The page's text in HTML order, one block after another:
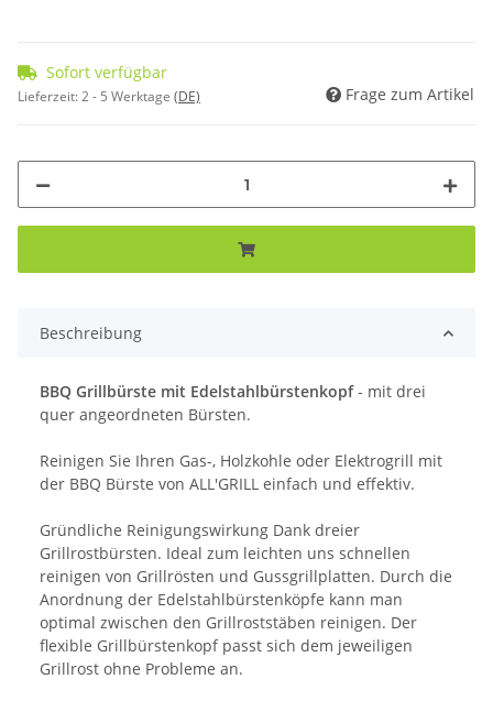
Sofort verfügbar
Lieferzeit:2 - 5 Werktage (DE) Frage zum Artikel
Beschreibung
BBQ Grillbürste mit Edelstahlbürstenkopf- mit drei
quer angeordneten Bürsten.
Reinigen Sie Ihren Gas-, Holzkohle oder Elektrogrill mit
der BBQ Bürste von ALL'GRILL einfach und effektiv.
Gründliche Reinigungswirkung Dank dreier
Grillrostbürsten. Ideal zum leichten uns schnellen
reinigen von Grillrösten und Gussgrillplatten. Durch die
Anordnung der Edelstahlbürstenköpfe kann man
optimal zwischen den Grillroststäben reinigen. Der
flexible Grillbürstenkopf passt sich dem jeweiligen
Grillrost ohne Probleme an.